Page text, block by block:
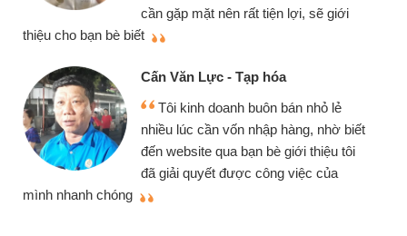
cần gặp mặt nên rất tiện lợi, sẽ giới
thiệu cho bạn bè biết
Cấn Văn Lực - Tạp hóa
Tôi kinh doanh buôn bán nhỏ lẻ
nhiều lúc cần vốn nhập hàng, nhờ biết
đến website qua bạn bè giới thiệu tôi
đã giải quyết được công việc của
mình nhanh chóng